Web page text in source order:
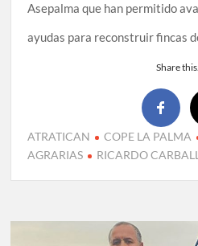
Asepalma que han permitido
ayudas para reconstruir fincas
Share
ATRATICAN COPE LA PALMA
AGRARIAS
RICARDO